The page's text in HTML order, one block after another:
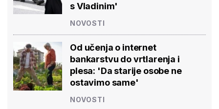
s Vladinim'
NOVOSTI
Od učenja o internet
bankarstvu do vrtlarenja i
plesa: 'Da starije osobe ne
ostavimo same'
NOVOSTI